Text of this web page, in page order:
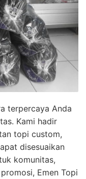
terpercaya Anda
Kami hadir
topi custom,
disesuaikan
komunitas,
Emen Topi